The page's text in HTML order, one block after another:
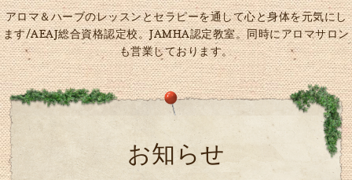
アロマ＆ハーブのレッスンとセラピーを通して心と身体を元気にし
ます/AEAJ総合資格認定校。JAMHA認定教室。同時にアロマサロン
も営業しております。
お知らせ